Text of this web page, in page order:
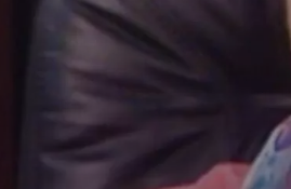
Edge
Download